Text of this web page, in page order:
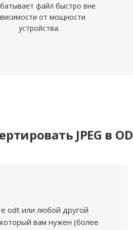
файл быстро вне
от мощности
устройства.
JPEG в
odt или любой другой
вам нужен (более